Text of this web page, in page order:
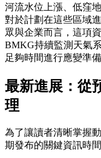
河流水位上漲、低窪
對於計劃在這些區域
眾與企業而言，這項
BMKG持續監測天氣
足夠時間進行應變準備
最新進展：從
理
為了讓讀者清晰掌握
期發布的關鍵資訊時間